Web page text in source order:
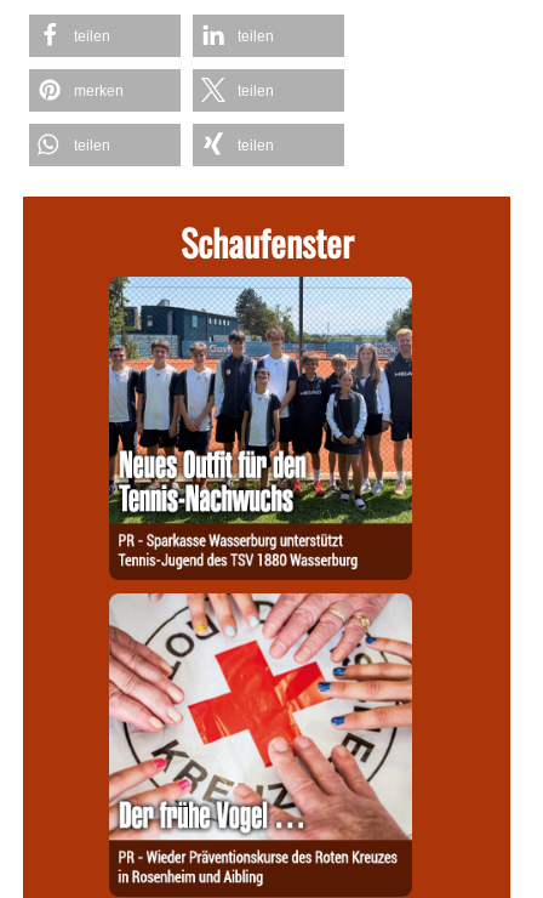
teilen teilen
merken teilen
teilen teilen
Schaufenster